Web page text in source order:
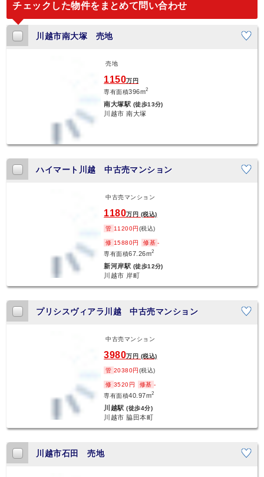
チェックした物件をまとめて問い合わせ
川越市南大塚 売地
売地
1150万円
専有面積396m2
南大塚駅 (徒歩13分)
川越市 南大塚
ハイマート川越 中古売マンション
中古売マンション
1180万円 (税込)
管 11200円(税込)
修 15880円 修基 -
専有面積67.26m2
新河岸駅 (徒歩12分)
川越市 岸町
プリシスヴィアラ川越 中古売マンション
中古売マンション
3980万円 (税込)
管 20380円(税込)
修 3520円 修基 -
専有面積40.97m2
川越駅(徒歩4分)
川越市 脇田本町
川越市石田 売地